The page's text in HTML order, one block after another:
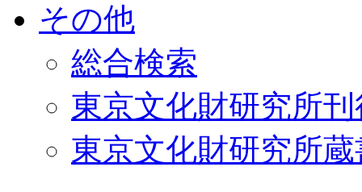
その他
総合検索
東京文化財研究所
東京文化財研究所